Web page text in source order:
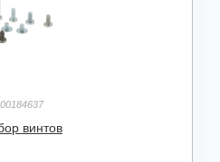
00184637
винтов